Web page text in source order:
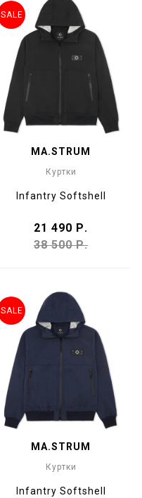
MA.STRUM
Куртки
Infantry Softshell
21 490 Р.
38 500 Р.
SALE
MA.STRUM
Куртки
Infantry Softshell
SALE